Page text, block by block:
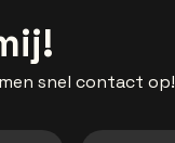
snel contact op!